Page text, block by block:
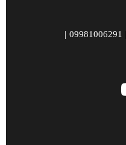
021-91303730 | 09981006291 |